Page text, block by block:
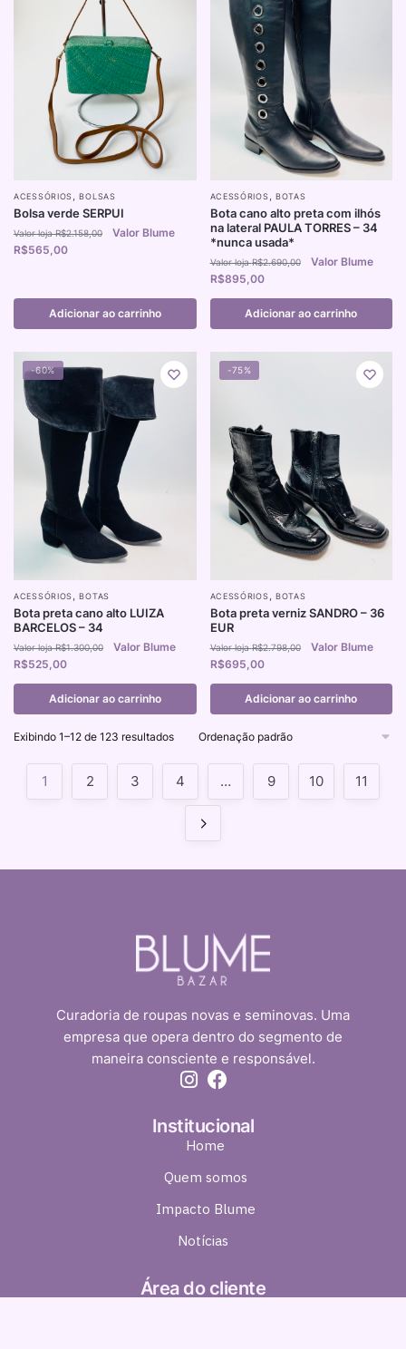
ACESSÓRIOS,BOLSAS
Bolsa verde SERPUI
R$2.158,00
R$565,00
Adicionar ao carrinho
ACESSÓRIOS, BOTAS
Bota cano alto preta com ilhós
na lateral PAULA TORRES – 34
*nunca usada*
R$2.690,00
R$895,00
Adicionar ao carrinho
-60%
ACESSÓRIOS,BOTAS
Bota preta cano alto LUIZA
BARCELOS – 34
R$1.300,00
R$525,00
Adicionar ao carrinho
-75%
ACESSÓRIOS, BOTAS
Bota preta verniz SANDRO – 36
EUR
R$2.798,00
R$695,00
Adicionar ao carrinho
Exibindo 1–12 de 123 resultados
1 2 3 4 … 9 10 11
Curadoria de roupas novas e seminovas. Uma
empresa que opera dentro do segmento de
maneira consciente e responsável.
Institucional
Home
Quem somos
Impacto Blume
Notícias
Área do cliente